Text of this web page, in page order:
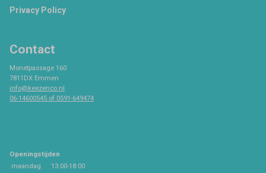
Privacy Policy
Contact
Monetpassage 160
7811DX Emmen
info@keezenco.nl
06-14600545 of 0591-649474
Openingstijden
maandag
13:00-18:00